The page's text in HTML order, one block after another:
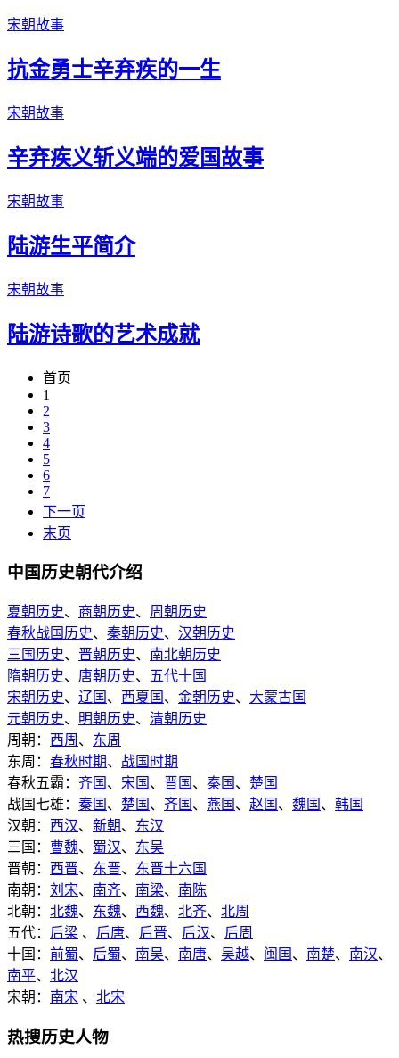
宋朝故事
抗金勇士辛弃疾的一生
宋朝故事
辛弃疾义斩义端的爱国故事
宋朝故事
陆游生平简介
宋朝故事
陆游诗歌的艺术成就
首页
1
2
3
4
5
6
7
下一页
末页
中国历史朝代介绍
夏朝历史、 商朝历史、 周朝历史
春秋战国历史、 秦朝历史、 汉朝历史
三国历史、 晋朝历史、 南北朝历史
隋朝历史、 唐朝历史、
五代十国
宋朝历史、 辽国 、 西夏国 、 金朝历史、 大蒙古国
元朝历史、 明朝历史、 清朝历史
周朝： 西周 、 东周
东周： 春秋时期、 战国时期
春秋五霸： 齐国 、 宋国 、 晋国 、 秦国 、 楚国
战国七雄： 秦国 、 楚国 、 齐国 、 燕国 、 赵国 、 魏国 、 韩国
汉朝： 西汉、 新朝、 东汉
三国： 曹魏、 蜀汉、 东吴
晋朝： 西晋、 东晋、 东晋十六国
南朝： 刘宋、 南齐、 南梁、 南陈
北朝： 北魏、 东魏、 西魏、 北齐、 北周
五代： 后梁 、 后唐、 后晋、 后汉、 后周
十国： 前蜀、 后蜀、 南吴、 南唐、 吴越、 闽国 、 南楚、 南汉、
南平、 北汉
宋朝： 南宋 、 北宋
热搜历史人物